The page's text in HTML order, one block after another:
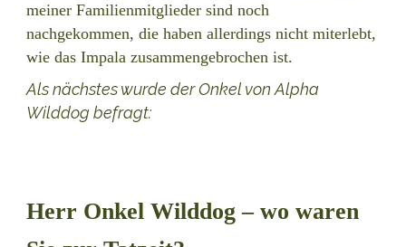
meiner Familienmitglieder sind noch
nachgekommen, die haben allerdings nicht miterlebt,
wie das Impala zusammengebrochen ist.
Als nächstes wurde der Onkel von Alpha
Wilddog befragt:
Herr Onkel Wilddog – wo waren